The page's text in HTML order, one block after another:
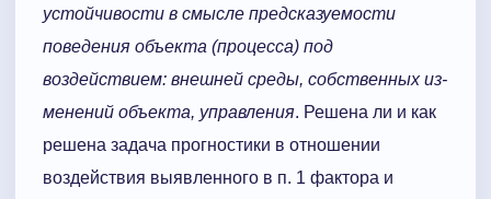
устойчивости в смы­сле предсказуемости
поведения объекта (про­цесса) под
воздействием: внешней среды, собственных из­
менений объекта, управления. Решена ли и как
решена задача прогностики в отношении
воздействия выявленного в п. 1 фактора и